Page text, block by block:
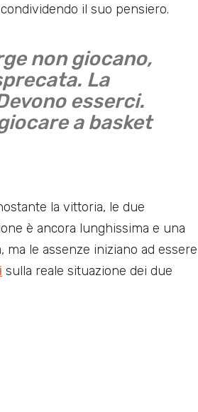
il suo pensiero.
non giocano,
La
esserci.
a basket
la vittoria, le due
è ancora lunghissima e una
le assenze iniziano ad essere
sulla reale situazione dei due